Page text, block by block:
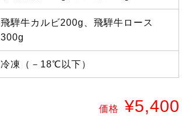
飛騨牛カルビ200g、飛騨牛ロース
300g
冷凍（－18℃以下）
価格 ¥5,400